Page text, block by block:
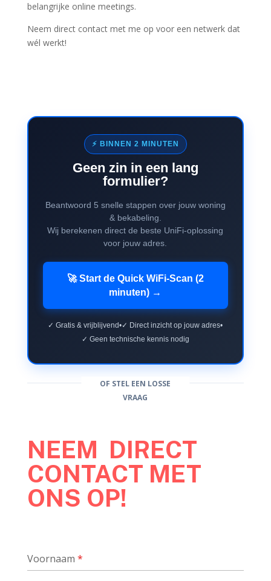
belangrijke online meetings.
Neem direct contact met me op voor een netwerk dat
wél werkt!
⚡ BINNEN 2 MINUTEN
Geen zin in een lang
formulier?
Beantwoord 5 snelle stappen over jouw woning
& bekabeling.
Wij berekenen direct de beste UniFi-oplossing
voor jouw adres.
🚀 Start de Quick WiFi-Scan (2
minuten) →
✓ Gratis & vrijblijvend•✓ Direct inzicht op jouw adres•
✓ Geen technische kennis nodig
OF STEL EEN LOSSE
VRAAG
NEEM DIRECT
CONTACT MET
ONS OP!
Voornaam *